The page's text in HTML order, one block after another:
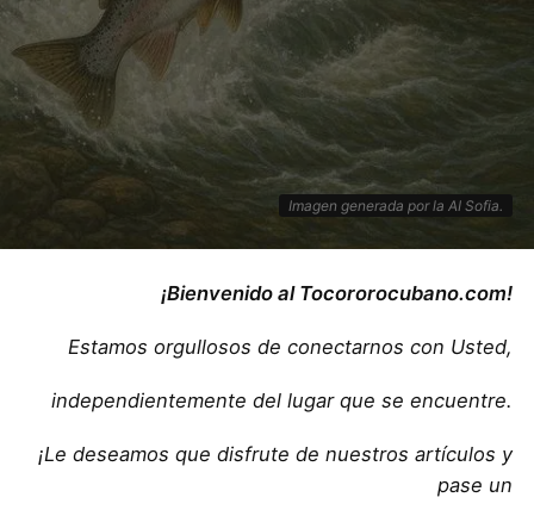
Imagen generada por la AI Sofia.
¡Bienvenido al Tocororocubano.com!
Estamos orgullosos de conectarnos con Usted,
independientemente del lugar que se encuentre.
¡Le deseamos que disfrute de nuestros artículos y
pase un